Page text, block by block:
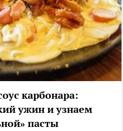
карбонара:
ужин и узнаем
пасты